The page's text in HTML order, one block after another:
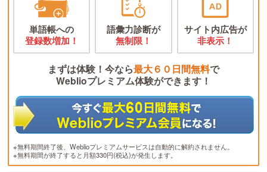
単語帳への
登録数増加！
語彙力診断が
無制限！
サイト内広告が
非表示！
まずは体験！今なら最大６０日間無料で
Weblioプレミアム体験ができます！
※無料期間終了後、Weblioプレミアムサービスは自動的に解約されません。
※無料期間が終了すると月額330円(税込)が発生します。